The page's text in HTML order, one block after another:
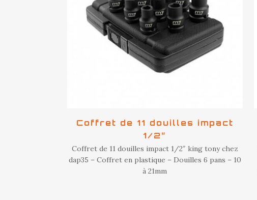
Coffret de 11 douilles impact
1/2″
Coffret de 11 douilles impact 1/2″ king tony chez
dap35 – Coffret en plastique – Douilles 6 pans – 10
à 21mm